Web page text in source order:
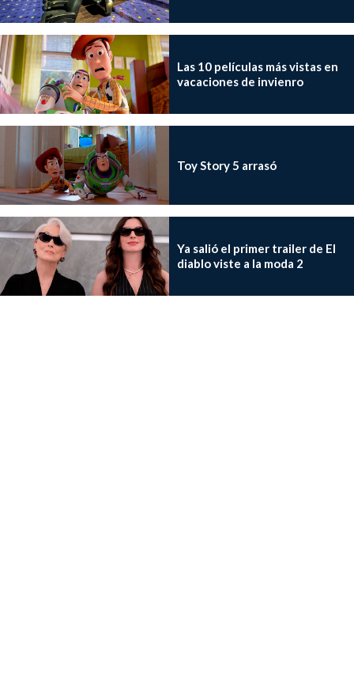
Las 10 películas más vistas en
vacaciones de invienro
Toy Story 5 arrasó
Ya salió el primer trailer de El
diablo viste a la moda 2